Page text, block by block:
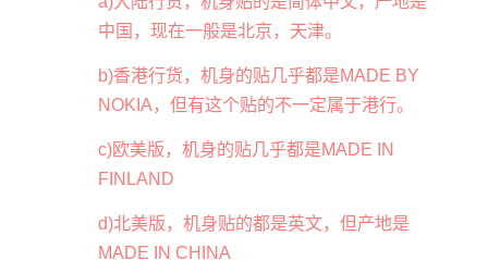
中国，现在一般是北京，天津。
b)香港行货，机身的贴几乎都是MADE BY
NOKIA，但有这个贴的不一定属于港行。
c)欧美版，机身的贴几乎都是MADE IN
FINLAND
d)北美版，机身贴的都是英文，但产地是
MADE IN CHINA